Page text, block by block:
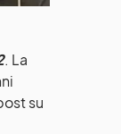
. La
su